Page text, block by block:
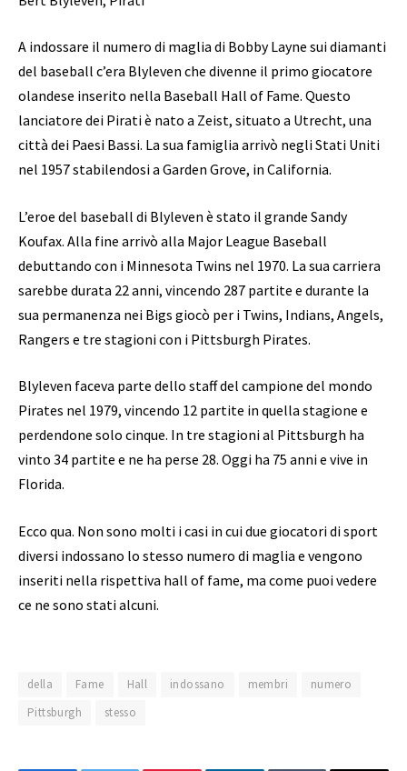
A indossare il numero di maglia di Bobby Layne sui diamanti
del baseball c’era Blyleven che divenne il primo giocatore
olandese inserito nella Baseball Hall of Fame. Questo
lanciatore dei Pirati è nato a Zeist, situato a Utrecht, una
città dei Paesi Bassi. La sua famiglia arrivò negli Stati Uniti
nel 1957 stabilendosi a Garden Grove, in California.
L’eroe del baseball di Blyleven è stato il grande Sandy
Koufax. Alla fine arrivò alla Major League Baseball
debuttando con i Minnesota Twins nel 1970. La sua carriera
sarebbe durata 22 anni, vincendo 287 partite e durante la
sua permanenza nei Bigs giocò per i Twins, Indians, Angels,
Rangers e tre stagioni con i Pittsburgh Pirates.
Blyleven faceva parte dello staff del campione del mondo
Pirates nel 1979, vincendo 12 partite in quella stagione e
perdendone solo cinque. In tre stagioni al Pittsburgh ha
vinto 34 partite e ne ha perse 28. Oggi ha 75 anni e vive in
Florida.
Ecco qua. Non sono molti i casi in cui due giocatori di sport
diversi indossano lo stesso numero di maglia e vengono
inseriti nella rispettiva hall of fame, ma come puoi vedere
ce ne sono stati alcuni.
della Fame Hall indossano membri
numero
Pittsburgh
stesso